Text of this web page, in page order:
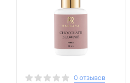
0 отзывов